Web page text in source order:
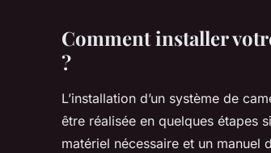
Comment installer
?
L’installation d’un système de
être réalisée en quelques étapes
matériel nécessaire et un manuel